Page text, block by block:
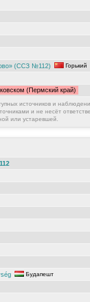
(ССЗ №112) Горький
(Пермский край)
источников и
и не несёт
или устаревшей.
Будапешт